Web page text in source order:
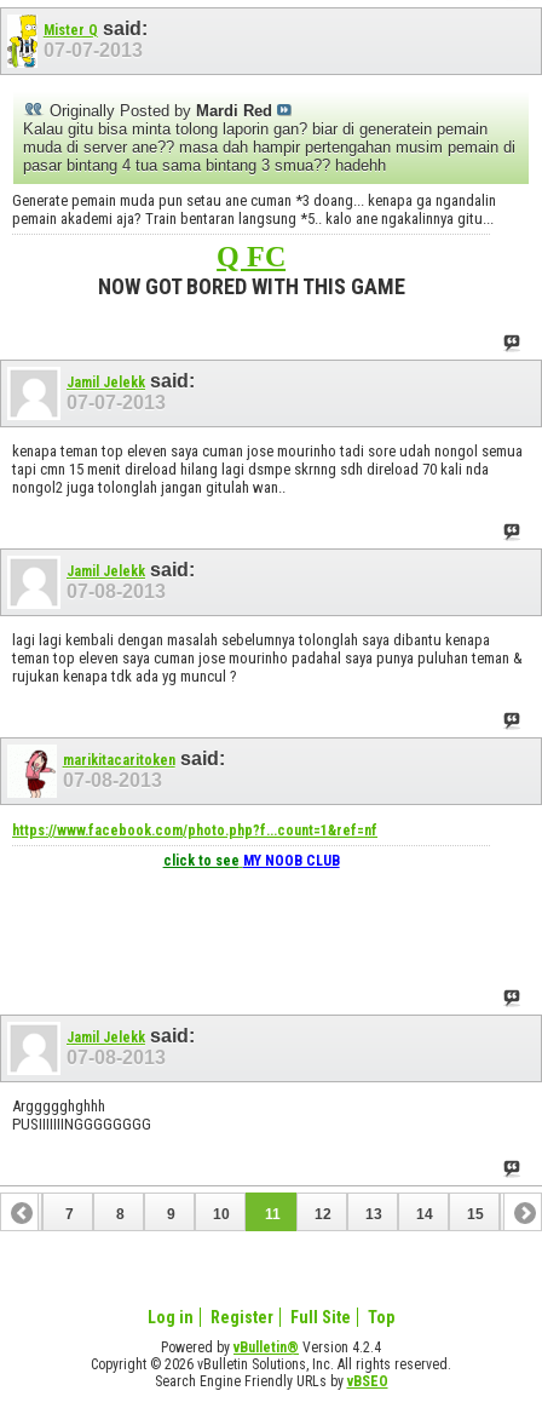
Mister Q said:
07-07-2013
Originally Posted by Mardi Red
Kalau gitu bisa minta tolong laporin gan? biar di generatein pemain
muda di server ane?? masa dah hampir pertengahan musim pemain di
pasar bintang 4 tua sama bintang 3 smua?? hadehh
Generate pemain muda pun setau ane cuman *3 doang... kenapa ga ngandalin
pemain akademi aja? Train bentaran langsung *5.. kalo ane ngakalinnya gitu...
Q FC
NOW GOT BORED WITH THIS GAME
Jamil Jelekk said:
07-07-2013
kenapa teman top eleven saya cuman jose mourinho tadi sore udah nongol semua
tapi cmn 15 menit direload hilang lagi dsmpe skrnng sdh direload 70 kali nda
nongol2 juga tolonglah jangan gitulah wan..
Jamil Jelekk said:
07-08-2013
lagi lagi kembali dengan masalah sebelumnya tolonglah saya dibantu kenapa
teman top eleven saya cuman jose mourinho padahal saya punya puluhan teman &
rujukan kenapa tdk ada yg muncul ?
marikitacaritokensaid:
07-08-2013
https://www.facebook.com/photo.php?f...count=1&ref=nf
click to see MY NOOB CLUB
Jamil Jelekk said:
07-08-2013
Arggggghghhh
PUSIIIIIIINGGGGGGGG
6 7 8 9 10 11 12 13 14 15 16
Log in Register Full Site Top
Powered byvBulletin® Version 4.2.4
Copyright © 2026 vBulletin Solutions, Inc. All rights reserved.
Search Engine Friendly URLs byvBSEO